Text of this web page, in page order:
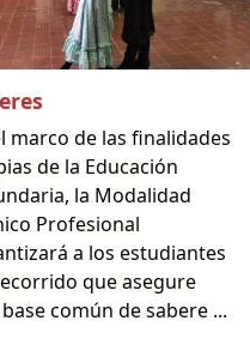
marco de las finalidades
de la Educación
la Modalidad
Profesional
a los estudiantes
que asegure
común de sabere ...